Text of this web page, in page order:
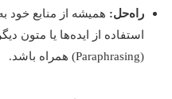
راه‌حل: همیشه از منابع خود
استفاده از ایده‌ها یا متون
(Paraphrasing) همراه باشد.